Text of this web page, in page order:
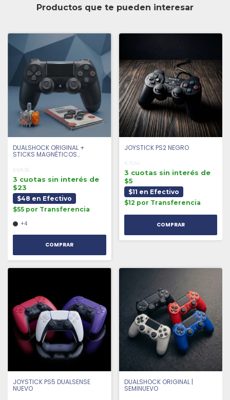
Productos que te pueden interesar
DUALSHOCK ORIGINAL +
STICKS MAGNÉTICOS
SEMINUEVO
€68,36
3 cuotas sin interés de
$23
$48 en Efectivo
$55 por Transferencia
+4
COMPRAR
JOYSTICK PS2 NEGRO
€15,54
3 cuotas sin interés de
$5
$11 en Efectivo
$12 por Transferencia
JOYSTICK PS5 DUALSENSE
NUEVO
DUALSHOCK ORIGINAL |
SEMINUEVO